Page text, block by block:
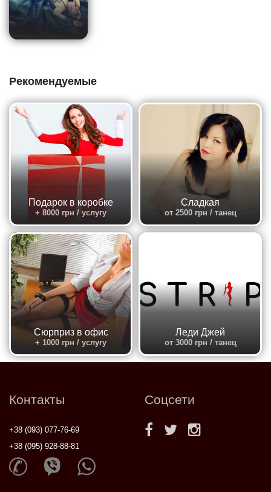
Рекомендуемые
Подарок в коробке
+ 8000 грн / услугу
Сладкая
от 2500 грн / танец
Сюрприз в офис
+ 1000 грн / услугу
Леди Джей
от 3000 грн / танец
Контакты
+38 (093) 077-76-69
+38 (095) 928-88-81
Соцсети